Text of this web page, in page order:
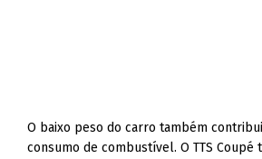
O baixo peso do carro também
consumo de combustível. O TTS